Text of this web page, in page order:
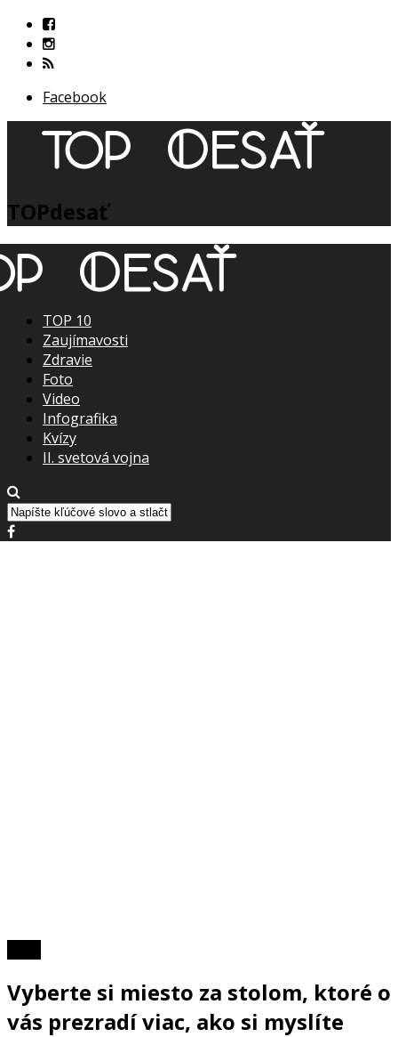
Facebook
TOPdesať
TOP 10
Zaujímavosti
Zdravie
Foto
Video
Infografika
Kvízy
II. svetová vojna
Vyberte si miesto za stolom, ktoré o
vás prezradí viac, ako si myslíte